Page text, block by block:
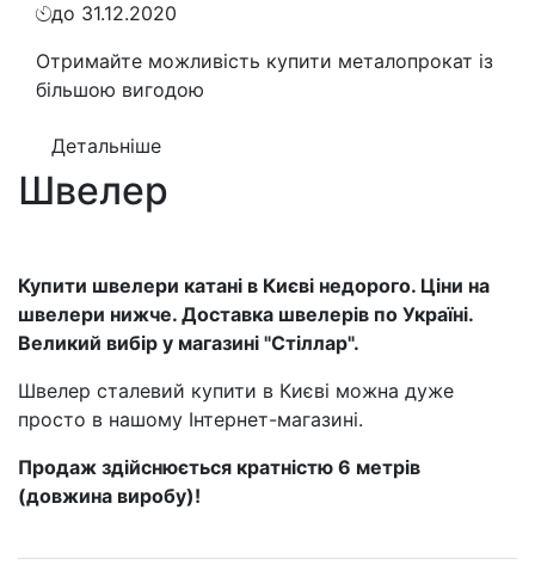
до 31.12.2020
Отримайте можливість купити металопрокат із
більшою вигодою
Детальніше
Швелер
Купити швелери катані в Києві недорого. Ціни на
швелери нижче. Доставка швелерів по Україні.
Великий вибір у магазині "Стіллар".
Швелер сталевий купити в Києві можна дуже
просто в нашому Інтернет-магазині.
Продаж здійснюється кратністю 6 метрів
(довжина виробу)!